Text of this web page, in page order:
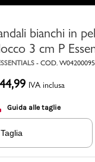
Acquista
VALIGIE
Consigli
bianchi in
3 cm P
- COD.
44,99 IVA inclusa
Guida alle taglie
Taglia